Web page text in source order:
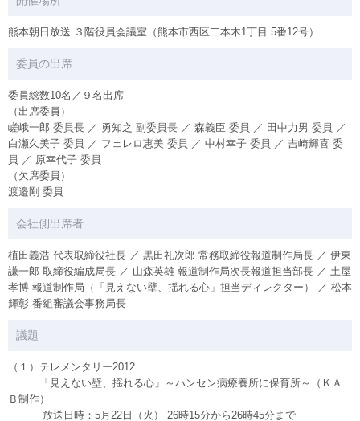
熊本朝日放送 ３階役員会議室（熊本市西区二本木1丁目 5番12号）
委員の出席
委員総数10名／９名出席
（出席委員）
嵯峨一郎 委員長 ／ 勇知之 副委員長 ／ 森義臣 委員 ／ 田中力男 委員 ／
白瀬久美子 委員 ／ フェレロ恵美 委員 ／ 中村幸子 委員 ／ 吉崎輝喜 委
員 ／ 原幸代子 委員
（欠席委員）
渡邉剛 委員
会社側出席者
植田義浩 代表取締役社長 ／ 黒田礼次郎 常務取締役報道制作局長 ／ 伊東
謙一郎 取締役編成局長 ／ 山森英雄 報道制作局次長報道担当部長 ／ 土屋
孝博 報道制作局（「見えない壁、揺れる心」担当ディレクター） ／ 松本
輝彰 番組審議会事務局長
議題
（１）テレメンタリー2012
「見えない壁、揺れる心」～ハンセン病療養所に保育所～（ＫＡ
Ｂ制作）
放送日時：5月22日（火） 26時15分から26時45分まで